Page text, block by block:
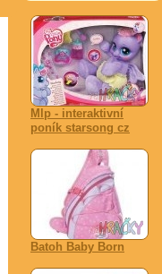
Mlp - interaktivní
poník starsong cz
Batoh Baby Born